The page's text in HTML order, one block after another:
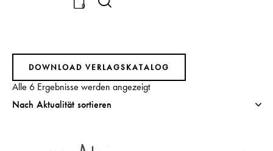
0
DOWNLOAD VERLAGSKATALOG
Alle 6 Ergebnisse werden angezeigt